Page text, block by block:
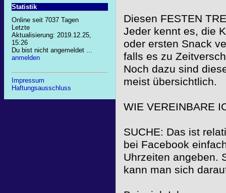
Statistik
Online seit 7037 Tagen
Letzte
Aktualisierung: 2019.12.25,
15:26
Du bist nicht angemeldet ...
anmelden
Impressum
Haftungsausschluss
Diesen FESTEN
Jeder kennt es, die
oder ersten Snack
falls es zu
Noch dazu sind
meist übersichtlich.
WIE VEREINBARE
SUCHE: Das ist
bei Facebook
Uhrzeiten angeben.
kann man sich